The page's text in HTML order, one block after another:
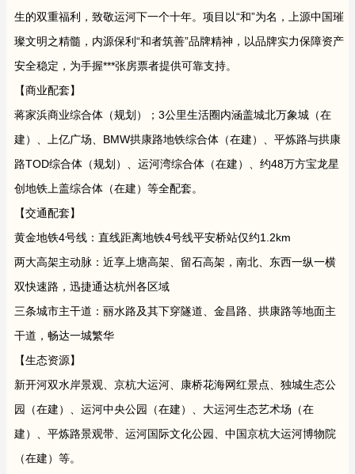
生的双重福利，致敬运河下一个十年。项目以“和”为名，上源中国璀
璨文明之精髓，内源保利“和者筑善”品牌精神，以品牌实力保障资产
安全稳定，为手握***张房票者提供可靠支持。
【商业配套】
蒋家浜商业综合体（规划）；3公里生活圈内涵盖城北万象城（在
建）、上亿广场、BMW拱康路地铁综合体（在建）、平炼路与拱康
路TOD综合体（规划）、运河湾综合体（在建）、约48万方宝龙星
创地铁上盖综合体（在建）等全配套。
【交通配套】
黄金地铁4号线：直线距离地铁4号线平安桥站仅约1.2km
两大高架主动脉：近享上塘高架、留石高架，南北、东西一纵一横
双快速路，迅捷通达杭州各区域
三条城市主干道：丽水路及其下穿隧道、金昌路、拱康路等地面主
干道，畅达一城繁华
【生态资源】
新开河双水岸景观、京杭大运河、康桥花海网红景点、独城生态公
园（在建）、运河中央公园（在建）、大运河生态艺术场（在
建）、平炼路景观带、运河国际文化公园、中国京杭大运河博物院
（在建）等。